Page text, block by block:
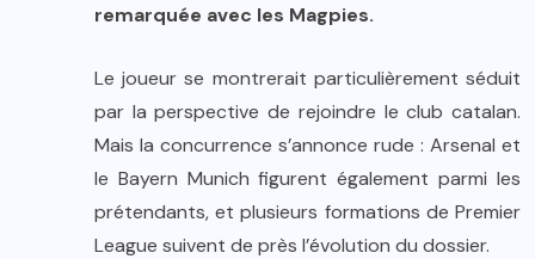
remarquée avec les Magpies.
Le joueur se montrerait particulièrement séduit
par la perspective de rejoindre le club catalan.
Mais la concurrence s’annonce rude : Arsenal et
le Bayern Munich figurent également parmi les
prétendants, et plusieurs formations de Premier
League suivent de près l’évolution du dossier.